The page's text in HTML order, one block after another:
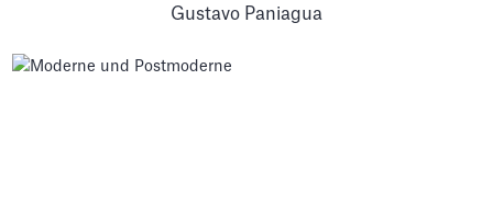
Gustavo Paniagua